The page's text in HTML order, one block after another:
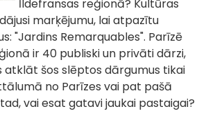
Īldefransas reģionā? Kultūras
marķējumu, lai atpazītu
"Jardins Remarquables". Parīzē
ir 40 publiski un privāti dārzi,
atklāt šos slēptos dārgumus tikai
no Parīzes vai pat pašā
vai esat gatavi jaukai pastaigai?